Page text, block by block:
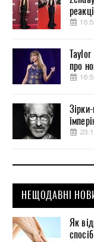
про
НЕЩОДАВНІ
Як
спосіб